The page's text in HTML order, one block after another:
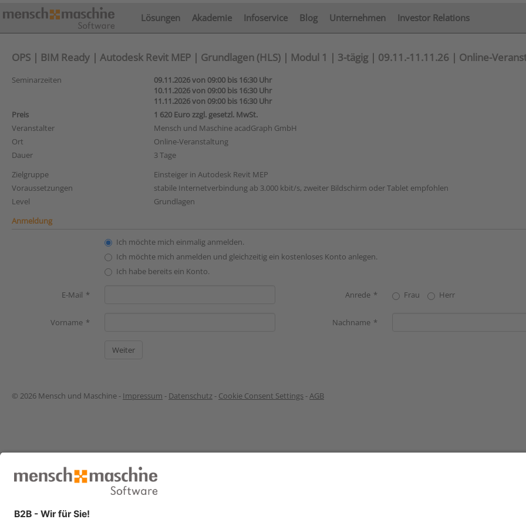
Lösungen Akademie Infoservice Blog Unternehmen Investor Relations
OPS | BIM Ready | Autodesk Revit MEP | Grundlagen (HLS) | Modul 1 | 3-tägig | 09.11.-11.11.26 | Online-
Seminarzeiten
09.11.2026 von 09:00 bis 16:30 Uhr
10.11.2026 von 09:00 bis 16:30 Uhr
11.11.2026 von 09:00 bis 16:30 Uhr
Preis
1 620 Euro zzgl. gesetzl. MwSt.
Veranstalter
Mensch und Maschine acadGraph GmbH
Ort
Online-Veranstaltung
Dauer
3 Tage
Zielgruppe
Einsteiger in Autodesk Revit MEP
Voraussetzungen
stabile Internetverbindung ab 3.000 kbit/s, zweiter Bildschirm oder Tablet empfohlen
Level
Grundlagen
Anmeldung
Ich möchte mich einmalig anmelden.
Ich möchte mich anmelden und gleichzeitig ein kostenloses Konto anlegen.
Ich habe bereits ein Konto.
E-Mail Anrede Frau Herr
Vorname Nachname
© 2026 Mensch und Maschine - Impressum - Datenschutz- Cookie Consent Settings-AGB